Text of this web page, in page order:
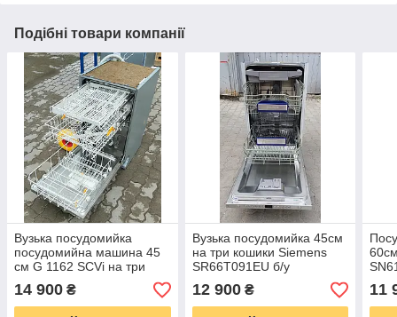
Подібні товари компанії
Вузька посудомийка
посудомийна машина 45
см G 1162 SCVi на три
кошики
14 900 ₴
Вузька посудомийка 45см
на три кошики Siemens
SR66T091EU б/у
12 900₴
А++
11